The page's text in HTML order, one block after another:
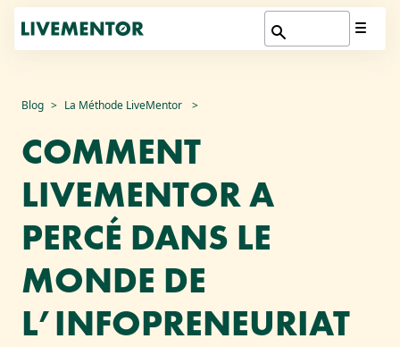
Aller
contenu
Blog La Méthode LiveMentor
COMMENT
LIVEMENTOR A
PERCÉ DANS LE
MONDE DE
L’INFOPRENEURIAT